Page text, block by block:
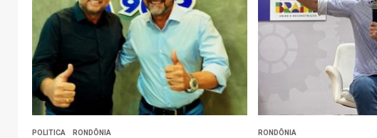
POLITICA RONDÔNIA RONDÔNIA